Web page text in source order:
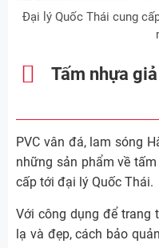
Đại lý Quốc Thái cung
Tấm nhựa
PVC vân đá, lam sóng
những sản phẩm về
cấp tới đại lý Quốc Thái.
Với công dụng để trang
lạ và đẹp, cách bảo